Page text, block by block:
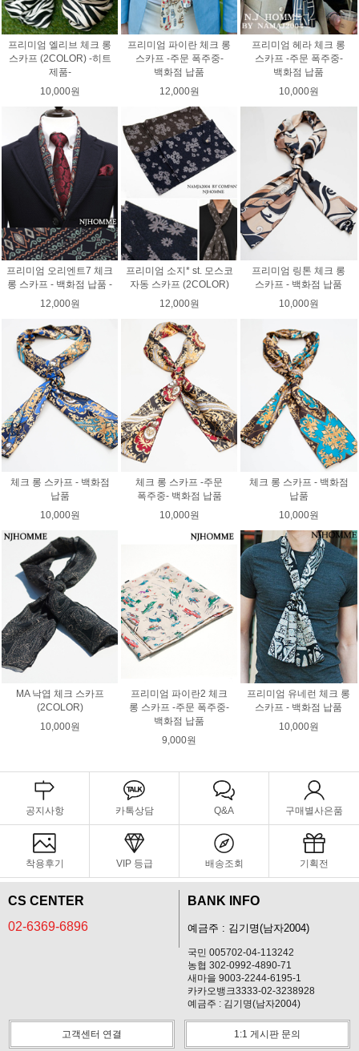
프리미엄 엘리브 체크 롱
스카프 (2COLOR) -히트
제품-
10,000원
프리미엄 파이란 체크 롱
스카프 -주문 폭주중-
백화점 납품
12,000원
프리미엄 헤라 체크 롱
스카프 -주문 폭주중-
백화점 납품
10,000원
프리미엄 오리엔트7 체크
롱 스카프 - 백화점 납품 -
12,000원
프리미엄 소지* st. 모스코
자동 스카프 (2COLOR)
12,000원
프리미엄 링톤 체크 롱
스카프 - 백화점 납품
10,000원
체크 롱 스카프 - 백화점
납품
10,000원
체크 롱 스카프 -주문
폭주중- 백화점 납품
10,000원
체크 롱 스카프 - 백화점
납품
10,000원
MA 낙엽 체크 스카프
(2COLOR)
10,000원
프리미엄 파이란2 체크
롱 스카프 -주문 폭주중-
백화점 납품
9,000원
프리미엄 유네런 체크 롱
스카프 - 백화점 납품
10,000원
공지사항 카톡상담 Q&A 구매별사은품
착용후기 VIP 등급 배송조회 기획전
CS CENTER
02-6369-6896
BANK INFO
예금주 : 김기명(남자2004)
국민 005702-04-113242
농협 302-0992-4890-71
새마을 9003-2244-6195-1
카카오뱅크3333-02-3238928
예금주 : 김기명(남자2004)
고객센터 연결 1:1 게시판 문의